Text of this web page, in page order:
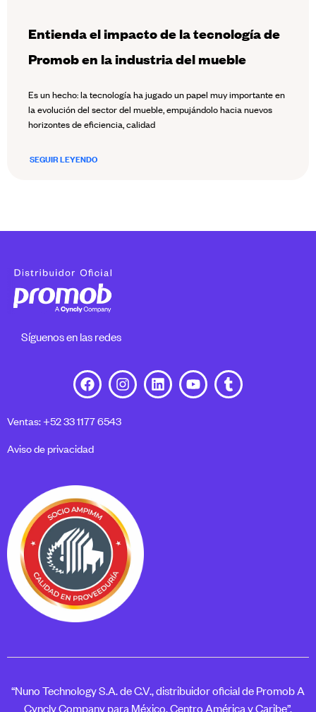
Entienda el impacto de la tecnología de
Promob en la industria del mueble
Es un hecho: la tecnología ha jugado un papel muy importante en
la evolución del sector del mueble, empujándolo hacia nuevos
horizontes de eficiencia, calidad
SEGUIR LEYENDO
Síguenos en las redes
Ventas: +52 33 1177 6543
Aviso de privacidad
“Nuno Technology S.A. de C.V., distribuidor oficial de Promob A
Cyncly Company para México, Centro América y Caribe”.